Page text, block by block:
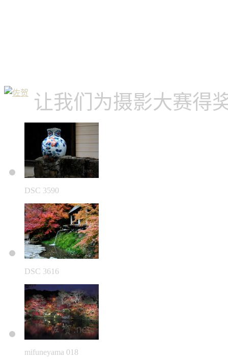
让我们为摄影大赛得
DSC 3590
DSC 3616
mifuneyama 018